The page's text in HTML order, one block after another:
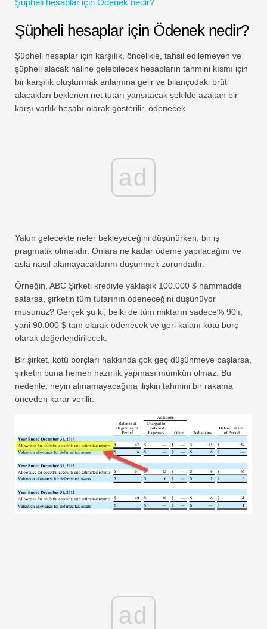
Finansal Modelleme Eğitimleri
Tam form
Risk Yönetimi Öğreticileri
Şüpheli hesaplar için Ödenek nedir?
Şüpheli hesaplar için Ödenek nedir?
Şüpheli hesaplar için karşılık, öncelikle, tahsil edilemeyen ve
şüpheli alacak haline gelebilecek hesapların tahmini kısmı için
bir karşılık oluşturmak anlamına gelir ve bilançodaki brüt
alacakları beklenen net tutarı yansıtacak şekilde azaltan bir
karşı varlık hesabı olarak gösterilir. ödenecek.
ad
Yakın gelecekte neler bekleyeceğini düşünürken, bir iş
pragmatik olmalıdır. Onlara ne kadar ödeme yapılacağını ve
asla nasıl alamayacaklarını düşünmek zorundadır.
Örneğin, ABC Şirketi krediyle yaklaşık 100.000 $ hammadde
satarsa, şirketin tüm tutarının ödeneceğini düşünüyor
musunuz? Gerçek şu ki, belki de tüm miktarın sadece% 90'ı,
yani 90.000 $ tam olarak ödenecek ve geri kalanı kötü borç
olarak değerlendirilecek.
Bir şirket, kötü borçları hakkında çok geç düşünmeye başlarsa,
şirketin buna hemen hazırlık yapması mümkün olmaz. Bu
nedenle, neyin alınamayacağına ilişkin tahmini bir rakama
önceden karar verilir.
ad